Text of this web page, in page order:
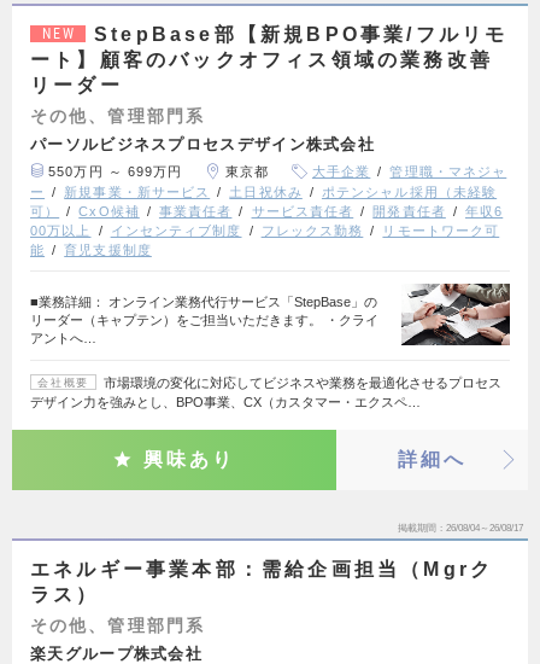
NEW
StepBase部【新規BPO事業/フルリモ
ート】顧客のバックオフィス領域の業務改善
リーダー
その他、管理部門系
パーソルビジネスプロセスデザイン株式会社
550万円 ～ 699万円 東京都 大手企業
管理職・マネジャ
ー
新規事業・新サービス 土日祝休み
ポテンシャル採用（未経験
可）
CxO候補 事業責任者 サービス責任者 開発責任者
年収6
00万以上
インセンティブ制度 フレックス勤務
リモートワーク可
能
育児支援制度
■業務詳細： オンライン業務代行サービス「StepBase」の
リーダー（キャプテン）をご担当いただきます。 ・クライ
アントへ…
会社概要
市場環境の変化に対応してビジネスや業務を最適化させるプロセス
デザイン力を強みとし、BPO事業、CX（カスタマー・エクスペ…
興味あり 詳細へ
掲載期間 26/08/04～26/08/17
エネルギー事業本部：需給企画担当（Mgrク
ラス）
その他、管理部門系
楽天グループ株式会社